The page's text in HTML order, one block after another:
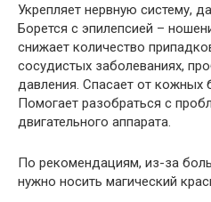
Укрепляет нервную систему,
Борется с эпилепсией –
снижает количество
сосудистых заболеваниях,
давления. Спасает от кожных
Помогает разобраться с
двигательного аппарата.
По рекомендациям, из-за
нужно носить магический